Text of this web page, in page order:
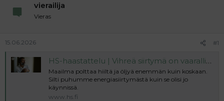
e
t
n
o
i
e
s
t
i
vierailija
Vieras
15.06.2026 #1
HS-haastattelu | Vihreä siirtymä on vaarallista harhaa, sanoo maineikas energiahistorioitsija Jean-Baptiste Fressoz
Maailma polttaa hiiltä ja öljyä enemmän kuin koskaan.
Silti puhumme energiasiirtymästä kuin se olisi jo
käynnissä.
www.hs.fi